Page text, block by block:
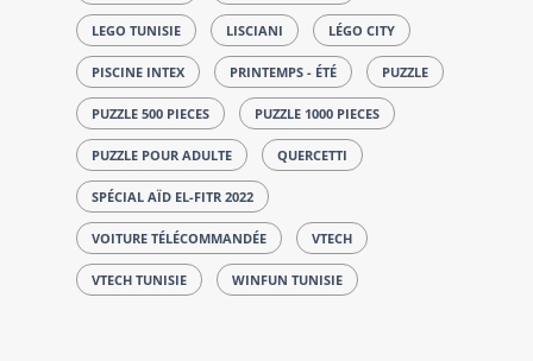
LEGO TUNISIE LISCIANI LÉGO CITY
PISCINE INTEX PRINTEMPS - ÉTÉ PUZZLE
PUZZLE 500 PIECES PUZZLE 1000 PIECES
PUZZLE POUR ADULTE QUERCETTI
SPÉCIAL AÏD EL-FITR 2022
VOITURE TÉLÉCOMMANDÉE VTECH
VTECH TUNISIE WINFUN TUNISIE